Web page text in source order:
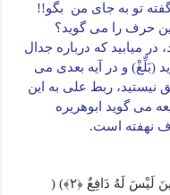
تو به جای من بگو!!
حرف را می گوید؟
در میابید که درباره جدال
(بَلِّغْ) و در آیه بعدی می
ربط علی به این
می گوید ابوهریره
نهفته است.
آیه: (سَأَلَ سَائِلٌ بِعَذَابٍ وَاقِعٍ ﴿١﴾ لِّلْکَافِرِینَ لَیْسَ لَهُ دَافِعٌ ﴿٢﴾) (